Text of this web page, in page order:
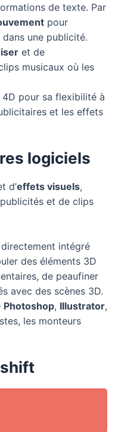
de texte. Par
pour
une publicité.
et de
musicaux où les
pour sa flexibilité à
et les effets
logiciels
d’effets visuels,
et de clips
intégré
des éléments 3D
de peaufiner
avec des scènes 3D.
Photoshop, Illustrator,
les monteurs